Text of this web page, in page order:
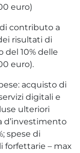
euro)
contributo a
risultati di
del 10% delle
euro).
acquisto di
digitali e
ulteriori
d’investimento
spese di
forfettarie – max